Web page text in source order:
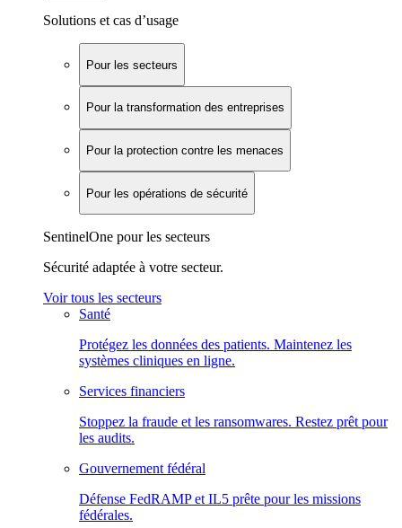
Solutions et cas d’usage
Pour les secteurs
Pour la transformation des entreprises
Pour la protection contre les menaces
Pour les opérations de sécurité
SentinelOne pour les secteurs
Sécurité adaptée à votre secteur.
Voir tous les secteurs
Santé
Protégez les données des patients. Maintenez les
systèmes cliniques en ligne.
Services financiers
Stoppez la fraude et les ransomwares. Restez prêt pour
les audits.
Gouvernement fédéral
Défense FedRAMP et IL5 prête pour les missions
fédérales.